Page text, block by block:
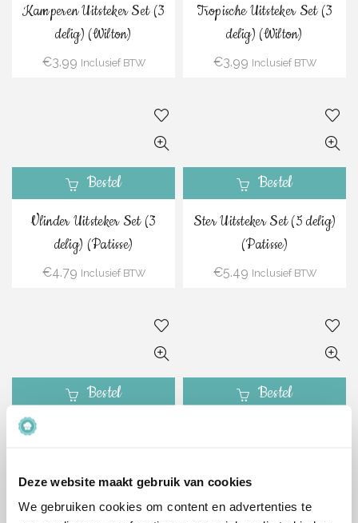
Deze website maakt gebruik van cookies
We gebruiken cookies om content en advertenties te
Kamperen Uitsteker Set (3
delig) (Wilton)
€3.99 Inclusief BTW
Tropische Uitsteker Set (3
delig) (Wilton)
€3.99 Inclusief BTW
Bestel
Vlinder Uitsteker Set (3
delig) (Patisse)
€4.79 Inclusief BTW
Bestel
Ster Uitsteker Set (5 delig)
(Patisse)
€5.49 Inclusief BTW
Bestel
Sneeuwvlok Uitsteker Set (5
€5.49 Inclusief BTW
Bestel
€5.49 Inclusief BTW